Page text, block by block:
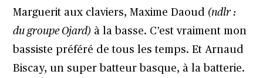
Marguerit aux claviers, Maxime Daoud (ndlr :
du groupe Ojard) à la basse. C’est vraiment mon
bassiste préféré de tous les temps. Et Arnaud
Biscay, un super batteur basque, à la batterie.